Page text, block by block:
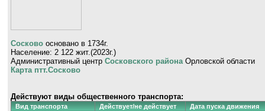
Сосково основано в 1734г.
Население: 2 122 жит.(2023г.)
Административный центр Сосковского района Орловской области
Карта птт.Сосково
Действуют виды общественного транспорта:
Вид транспорта Действует/не действует Дата пуска движения